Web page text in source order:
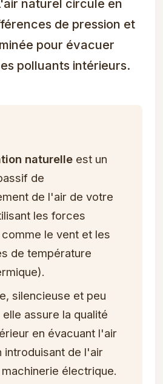
naturel circule en
de pression et
pour évacuer
polluants intérieurs.
naturelle est un
de
de l'air de votre
les forces
le vent et les
de température
silencieuse et peu
assure la qualité
en évacuant l'air
introduisant de l'air
électrique.